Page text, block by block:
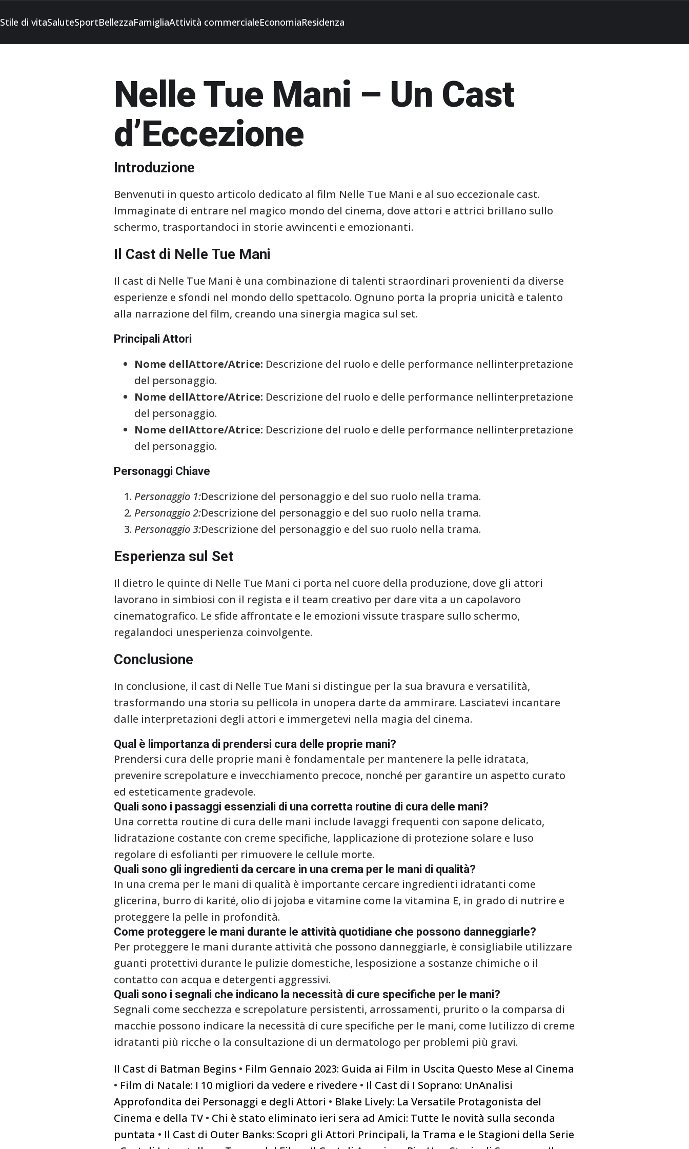
Stile di vitaSaluteSportBellezzaFamigliaAttività commercialeEconomiaResidenza
Nelle Tue Mani – Un Cast
d’Eccezione
Introduzione
Benvenuti in questo articolo dedicato al film Nelle Tue Mani e al suo eccezionale cast.
Immaginate di entrare nel magico mondo del cinema, dove attori e attrici brillano sullo
schermo, trasportandoci in storie avvincenti e emozionanti.
Il Cast di Nelle Tue Mani
Il cast di Nelle Tue Mani è una combinazione di talenti straordinari provenienti da diverse
esperienze e sfondi nel mondo dello spettacolo. Ognuno porta la propria unicità e talento
alla narrazione del film, creando una sinergia magica sul set.
Principali Attori
Nome dellAttore/Atrice: Descrizione del ruolo e delle performance nellinterpretazione
del personaggio.
Nome dellAttore/Atrice: Descrizione del ruolo e delle performance nellinterpretazione
del personaggio.
Nome dellAttore/Atrice: Descrizione del ruolo e delle performance nellinterpretazione
del personaggio.
Personaggi Chiave
Personaggio 1:Descrizione del personaggio e del suo ruolo nella trama.
Personaggio 2:Descrizione del personaggio e del suo ruolo nella trama.
Personaggio 3:Descrizione del personaggio e del suo ruolo nella trama.
Esperienza sul Set
Il dietro le quinte di Nelle Tue Mani ci porta nel cuore della produzione, dove gli attori
lavorano in simbiosi con il regista e il team creativo per dare vita a un capolavoro
cinematografico. Le sfide affrontate e le emozioni vissute traspare sullo schermo,
regalandoci unesperienza coinvolgente.
Conclusione
In conclusione, il cast di Nelle Tue Mani si distingue per la sua bravura e versatilità,
trasformando una storia su pellicola in unopera darte da ammirare. Lasciatevi incantare
dalle interpretazioni degli attori e immergetevi nella magia del cinema.
Qual è limportanza di prendersi cura delle proprie mani?
Prendersi cura delle proprie mani è fondamentale per mantenere la pelle idratata,
prevenire screpolature e invecchiamento precoce, nonché per garantire un aspetto curato
ed esteticamente gradevole.
Quali sono i passaggi essenziali di una corretta routine di cura delle mani?
Una corretta routine di cura delle mani include lavaggi frequenti con sapone delicato,
lidratazione costante con creme specifiche, lapplicazione di protezione solare e luso
regolare di esfolianti per rimuovere le cellule morte.
Quali sono gli ingredienti da cercare in una crema per le mani di qualità?
In una crema per le mani di qualità è importante cercare ingredienti idratanti come
glicerina, burro di karité, olio di jojoba e vitamine come la vitamina E, in grado di nutrire e
proteggere la pelle in profondità.
Come proteggere le mani durante le attività quotidiane che possono danneggiarle?
Per proteggere le mani durante attività che possono danneggiarle, è consigliabile utilizzare
guanti protettivi durante le pulizie domestiche, lesposizione a sostanze chimiche o il
contatto con acqua e detergenti aggressivi.
Quali sono i segnali che indicano la necessità di cure specifiche per le mani?
Segnali come secchezza e screpolature persistenti, arrossamenti, prurito o la comparsa di
macchie possono indicare la necessità di cure specifiche per le mani, come lutilizzo di creme
idratanti più ricche o la consultazione di un dermatologo per problemi più gravi.
Il Cast di Batman Begins • Film Gennaio 2023: Guida ai Film in Uscita Questo Mese al Cinema
• Film di Natale: I 10 migliori da vedere e rivedere • Il Cast di I Soprano: UnAnalisi
Approfondita dei Personaggi e degli Attori • Blake Lively: La Versatile Protagonista del
Cinema e della TV • Chi è stato eliminato ieri sera ad Amici: Tutte le novità sulla seconda
puntata • Il Cast di Outer Banks: Scopri gli Attori Principali, la Trama e le Stagioni della Serie